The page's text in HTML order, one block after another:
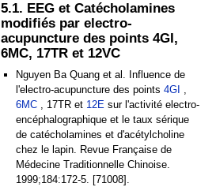
5.1. EEG et Catécholamines
modifiés par electro-
acupuncture des points 4GI,
6MC, 17TR et 12VC
Nguyen Ba Quang et al. Influence de
l'electro-acupuncture des points4GI ,
6MC , 17TR et 12E sur l'activité electro-
encéphalographique et le taux sérique
de catécholamines et d'acétylcholine
chez le lapin. Revue Française de
Médecine Traditionnelle Chinoise.
1999;184:172-5. [71008].